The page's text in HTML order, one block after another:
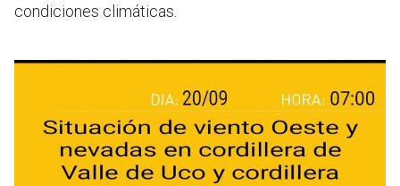
condiciones climáticas.